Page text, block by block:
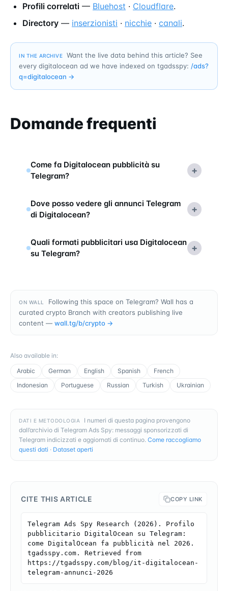
Profili correlati — Bluehost · Cloudflare.
Directory — inserzionisti · nicchie · canali.
IN THE ARCHIVE
Want the live data behind this article? See
every digitalocean ad we have indexed on tgadsspy: /ads?
q=digitalocean →
Domande frequenti
Come fa Digitalocean pubblicità su
Telegram?
+
Dove posso vedere gli annunci Telegram
di Digitalocean?
+
Quali formati pubblicitari usa Digitalocean
su Telegram?
+
ON WALL
Following this space on Telegram? Wall has a
curated crypto Branch with creators publishing live
content — wall.tg/b/crypto →
Also available in:
Arabic
German English Spanish
French
Indonesian
Portuguese Russian Turkish Ukrainian
DATI E METODOLOGIA
I numeri di questa pagina provengono
dall’archivio di Telegram Ads Spy: messaggi sponsorizzati di
Telegram indicizzati e aggiornati di continuo. Come raccogliamo
questi dati · Dataset aperti
CITE THIS ARTICLE COPY LINK
Telegram Ads Spy Research (2026). Profilo
pubblicitario DigitalOcean su Telegram:
come DigitalOcean fa pubblicità nel 2026.
tgadsspy.com. Retrieved from
https://tgadsspy.com/blog/it-digitalocean-
telegram-annunci-2026